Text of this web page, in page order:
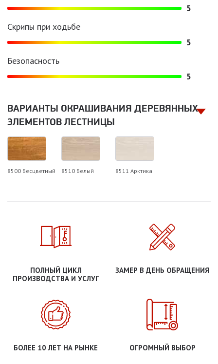
5
Скрипы при ходьбе
5
Безопасность
5
ВАРИАНТЫ ОКРАШИВАНИЯ ДЕРЕВЯННЫХ
ЭЛЕМЕНТОВ ЛЕСТНИЦЫ
8500 Бесцветный 8510 Белый 8511 Арктика
ПОЛНЫЙ ЦИКЛ
ПРОИЗВОДСТВА И УСЛУГ
ЗАМЕР В ДЕНЬ ОБРАЩЕНИЯ
БОЛЕЕ 10 ЛЕТ НА РЫНКЕ ОГРОМНЫЙ ВЫБОР